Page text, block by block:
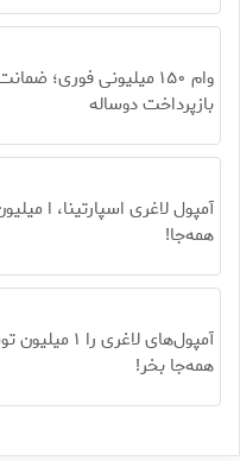
وام ۱۵۰ میلیونی فوری؛
بازپرداخت دوساله
آمپول لاغری اسپارتینا، ا
همه‌جا!
آمپول‌های لاغری
همه‌جا بخر!